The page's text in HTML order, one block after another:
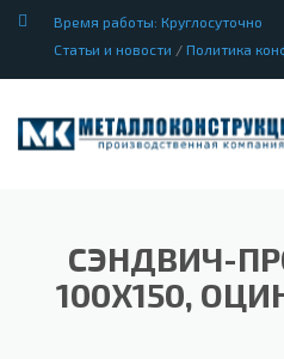
Время работы: Круглосуточно
Статьи и новости / Политика
СЭНДВИЧ-
100Х150,